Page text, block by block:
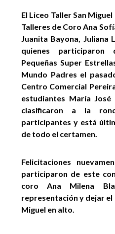
El Liceo Taller San
Talleres de Coro Ana
Juanita Bayona, Juliana
quienes
Pequeñas Super
Mundo Padres el
Centro Comercial
estudiantes María
clasificaron a la
participantes y está
de todo el certamen.
Felicitaciones
participaron de este
coro Ana Milena
representación y dejar el
Miguel en alto.